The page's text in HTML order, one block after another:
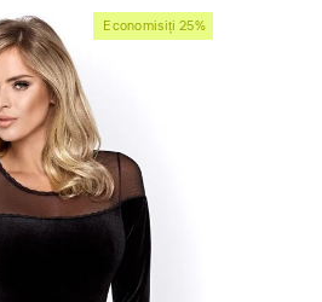
Economisiți 25%